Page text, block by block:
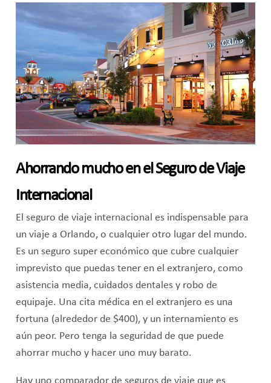
Ahorrando mucho en el Seguro de Viaje
Internacional
El seguro de viaje internacional es indispensable para
un viaje a Orlando, o cualquier otro lugar del mundo.
Es un seguro super económico que cubre cualquier
imprevisto que puedas tener en el extranjero, como
asistencia media, cuidados dentales y robo de
equipaje. Una cita médica en el extranjero es una
fortuna (alrededor de $400), y un internamiento es
aún peor. Pero tenga la seguridad de que puede
ahorrar mucho y hacer uno muy barato.
Hay uno comparador de seguros de viaje que es